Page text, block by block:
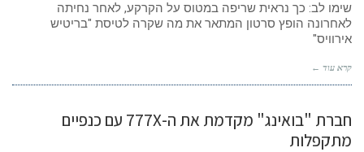
שימו לב: כך נראית שריפה במטוס על הקרקע, לאחר נחיתה
לאחרונה הופץ סרטון המתאר את מה שקרה לטיסת "בריטיש
אירוויס"
קרא עוד ←
חברת "בואינג" מקדמת את ה-777X עם כנפיים
מתקפלות